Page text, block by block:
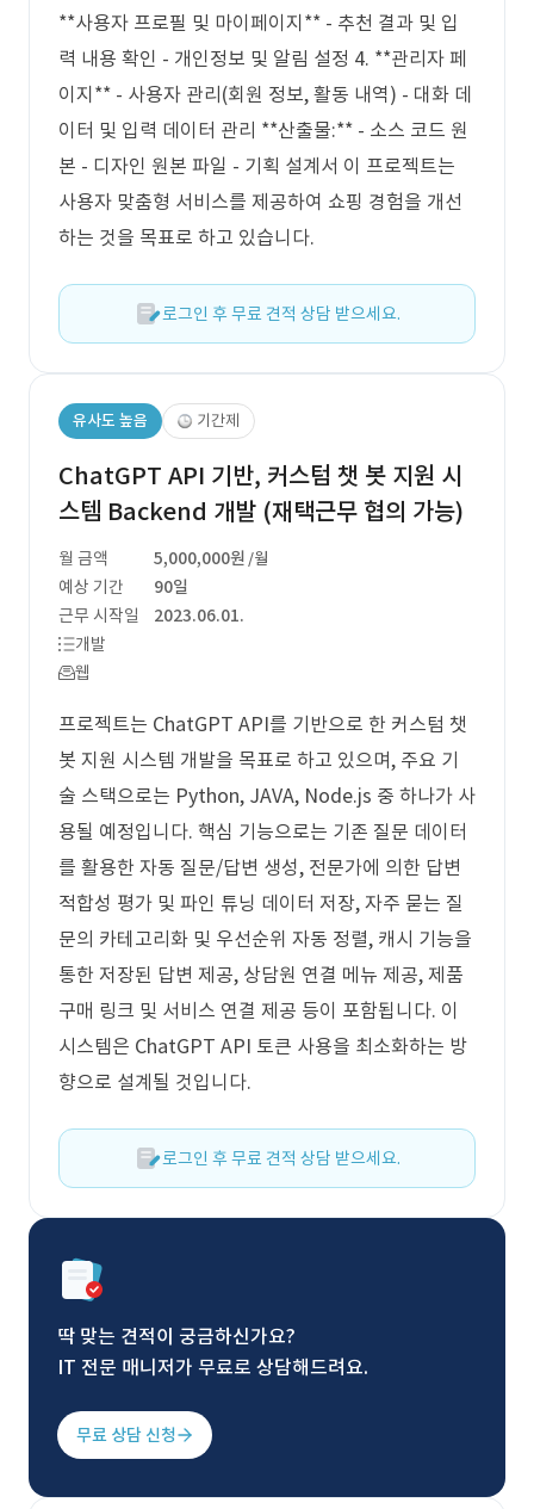
**사용자 프로필 및 마이페이지** - 추천 결과 및 입
력 내용 확인 - 개인정보 및 알림 설정 4. **관리자 페
이지** - 사용자 관리(회원 정보, 활동 내역) - 대화 데
이터 및 입력 데이터 관리 **산출물:** - 소스 코드 원
본 - 디자인 원본 파일 - 기획 설계서 이 프로젝트는
사용자 맞춤형 서비스를 제공하여 쇼핑 경험을 개선
하는 것을 목표로 하고 있습니다.
로그인 후 무료 견적 상담 받으세요.
유사도 높음 기간제
ChatGPT API 기반, 커스텀 챗 봇 지원 시
스템 Backend 개발 (재택근무 협의 가능)
월 금액 5,000,000원 /월
예상 기간
90일
근무 시작일
2023.06.01.
개발
웹
프로젝트는 ChatGPT API를 기반으로 한 커스텀 챗
봇 지원 시스템 개발을 목표로 하고 있으며, 주요 기
술 스택으로는 Python, JAVA, Node.js 중 하나가 사
용될 예정입니다. 핵심 기능으로는 기존 질문 데이터
를 활용한 자동 질문/답변 생성, 전문가에 의한 답변
적합성 평가 및 파인 튜닝 데이터 저장, 자주 묻는 질
문의 카테고리화 및 우선순위 자동 정렬, 캐시 기능을
통한 저장된 답변 제공, 상담원 연결 메뉴 제공, 제품
구매 링크 및 서비스 연결 제공 등이 포함됩니다. 이
시스템은 ChatGPT API 토큰 사용을 최소화하는 방
향으로 설계될 것입니다.
로그인 후 무료 견적 상담 받으세요.
딱 맞는 견적이 궁금하신가요?
IT 전문 매니저가 무료로 상담해드려요.
무료 상담 신청